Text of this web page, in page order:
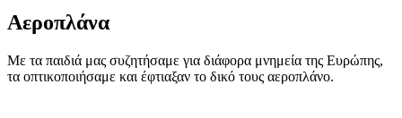
Αεροπλάνα
Με τα παιδιά μας συζητήσαμε για διάφορα μνημεία της Ευρώπης,
τα οπτικοποιήσαμε και έφτιαξαν το δικό τους αεροπλάνο.